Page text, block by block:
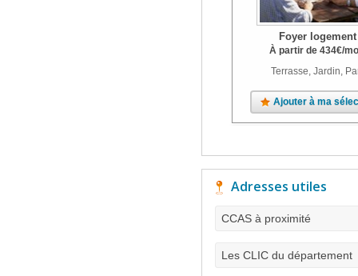
Foyer logement
À partir de 434€/
Terrasse, Jardin,
Ajouter à ma
Adresses utiles
CCAS à proximité
Les CLIC du département